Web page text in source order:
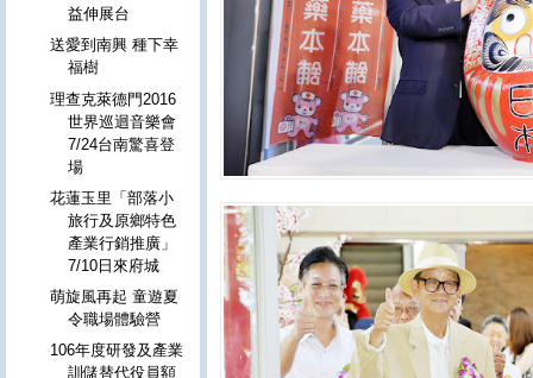
益伸展台
送愛到南興 種下幸
福樹
理查克萊德門2016
世界巡迴音樂會
7/24台南驚喜登
場
花蓮玉里「部落小
旅行及原鄉特色
產業行銷推廣」
7/10日來府城
萌旋風再起 童遊夏
令職場體驗營
106年度研發及產業
訓儲替代役員額